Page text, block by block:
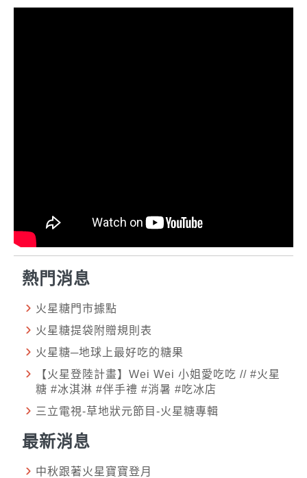
熱門消息
火星糖門市據點
火星糖提袋附贈規則表
火星糖─地球上最好吃的糖果
【火星登陸計畫】Wei Wei 小姐愛吃吃 // #火星
糖 #冰淇淋 #伴手禮 #消暑 #吃冰店
三立電視-草地狀元節目-火星糖專輯
最新消息
中秋跟著火星寶寶登月